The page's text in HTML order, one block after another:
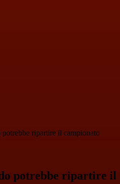
potrebbe ripartire il campionato
potrebbe ripartire il